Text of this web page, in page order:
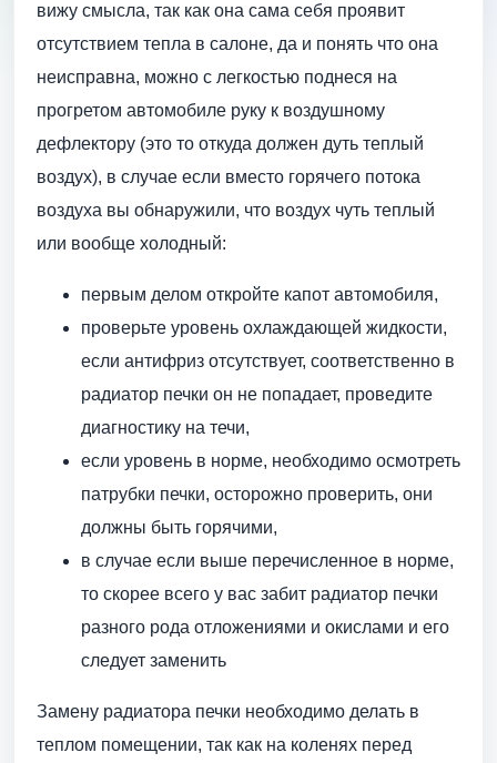
вижу смысла, так как она сама себя проявит
отсутствием тепла в салоне, да и понять что она
неисправна, можно с легкостью поднеся на
прогретом автомобиле руку к воздушному
дефлектору (это то откуда должен дуть теплый
воздух), в случае если вместо горячего потока
воздуха вы обнаружили, что воздух чуть теплый
или вообще холодный:
первым делом откройте капот автомобиля,
проверьте уровень охлаждающей жидкости,
если антифриз отсутствует, соответственно в
радиатор печки он не попадает, проведите
диагностику на течи,
если уровень в норме, необходимо осмотреть
патрубки печки, осторожно проверить, они
должны быть горячими,
в случае если выше перечисленное в норме,
то скорее всего у вас забит радиатор печки
разного рода отложениями и окислами и его
следует заменить
Замену радиатора печки необходимо делать в
теплом помещении, так как на коленях перед